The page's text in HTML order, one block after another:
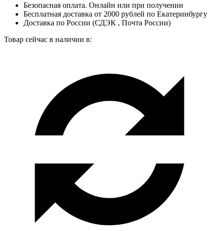
Безопасная оплата. Онлайн или при получении
Бесплатная доставка от 2000 рублей по Екатеринбургу
Доставка по России (СДЭК , Почта России)
Товар сейчас в наличии в: